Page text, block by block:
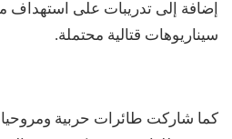
إضافة إلى تدريبات على استهداف
سيناريوهات قتالية محتملة.
كما شاركت طائرات حربية